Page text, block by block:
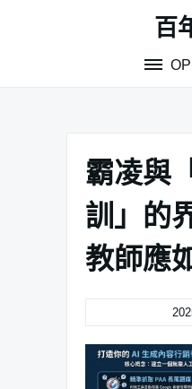
百
霸凌與
訓」的
教師應